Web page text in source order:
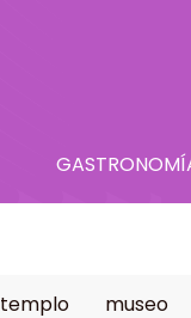
templo museo